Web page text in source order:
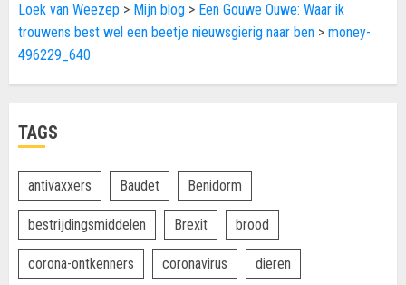
Loek van Weezep > Mijn blog > Een Gouwe Ouwe: Waar ik
trouwens best wel een beetje nieuwsgierig naar ben > money-
496229_640
TAGS
antivaxxers Baudet Benidorm
bestrijdingsmiddelen Brexit brood
corona-ontkenners coronavirus dieren